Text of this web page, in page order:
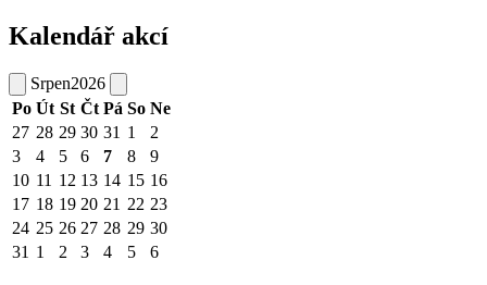
Kalendář akcí
Srpen2026
Po Út St Čt Pá So Ne
27 28 29 30 31 1
2
3
4 5 6 7 8
9
10 11 12 13 14 15 16
17 18 19 20 21 22 23
24 25 26 27 28 29 30
31 1 2 3 4 5 6